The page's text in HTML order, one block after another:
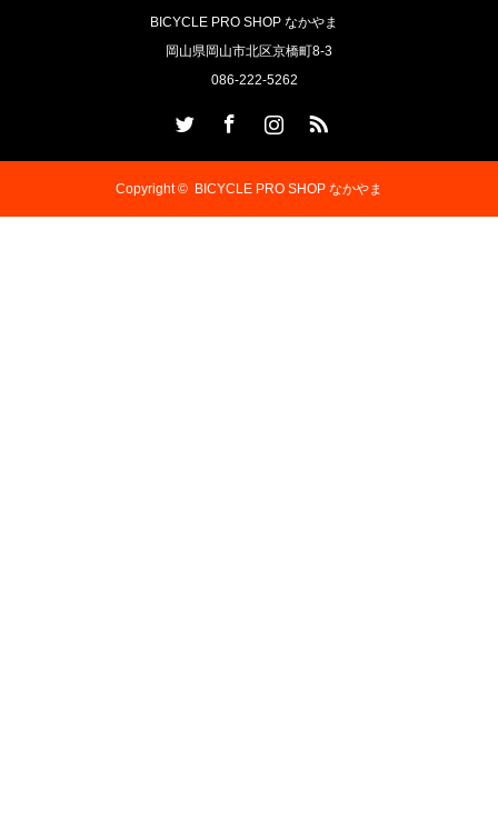
BICYCLE PRO SHOP なかやま
岡山県岡山市北区京橋町8-3
086-222-5262
Copyright © BICYCLE PRO SHOP なかやま